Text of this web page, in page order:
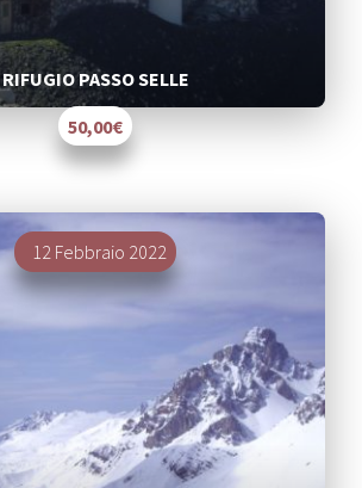
RIFUGIO PASSO SELLE
50,00€
Segnalati
12 Febbraio 2022